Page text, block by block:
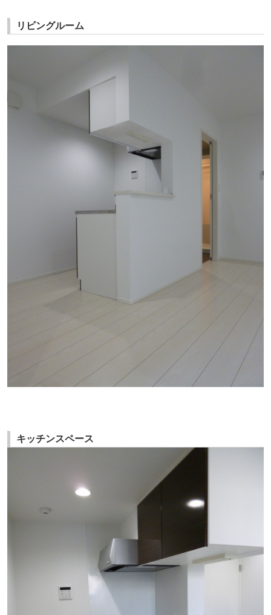
リビングルーム
キッチンスペース